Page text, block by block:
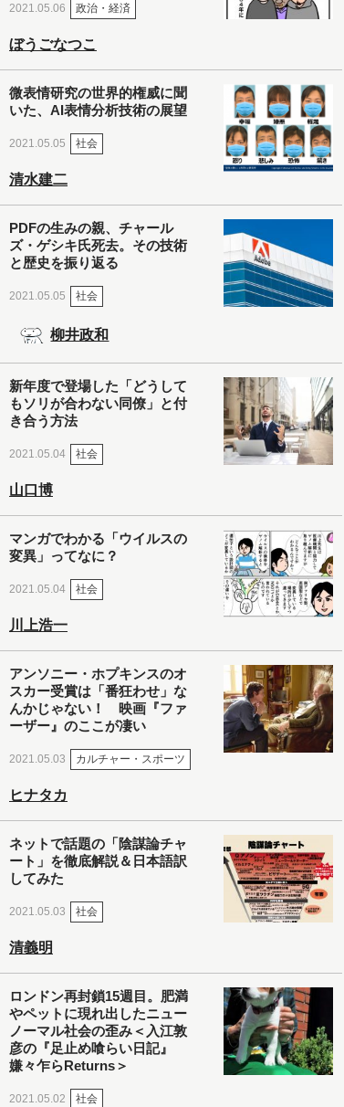
2021.05.06 政治・経済
ぼうごなつこ
微表情研究の世界的権威に聞
いた、AI表情分析技術の展望
2021.05.05 社会
清水建二
PDFの生みの親、チャール
ズ・ゲシキ氏死去。その技術
と歴史を振り返る
2021.05.05 社会
柳井政和
新年度で登場した「どうして
もソリが合わない同僚」と付
き合う方法
2021.05.04 社会
山口博
マンガでわかる「ウイルスの
変異」ってなに？
2021.05.04 社会
川上浩一
アンソニー・ホプキンスのオ
スカー受賞は「番狂わせ」な
んかじゃない！ 映画『ファ
ーザー』のここが凄い
2021.05.03 カルチャー・スポーツ
ヒナタカ
ネットで話題の「陰謀論チャ
ート」を徹底解説＆日本語訳
してみた
2021.05.03 社会
清義明
ロンドン再封鎖15週目。肥満
やペットに現れ出したニュー
ノーマル社会の歪み＜入江敦
彦の『足止め喰らい日記』
嫌々乍らReturns＞
2021.05.02 社会